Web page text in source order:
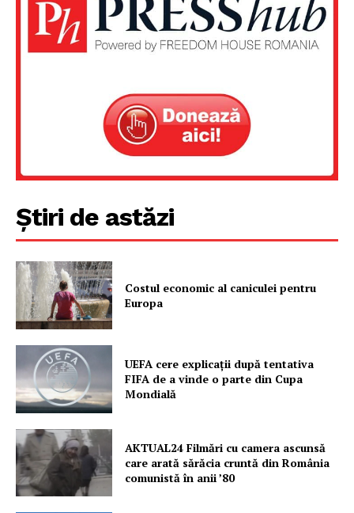
Știri de astăzi
Costul economic al caniculei pentru
Europa
UEFA cere explicații după tentativa
FIFA de a vinde o parte din Cupa
Mondială
AKTUAL24 Filmări cu camera ascunsă
care arată sărăcia cruntă din România
comunistă în anii ’80